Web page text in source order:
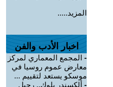
المزيد.....
اخبار الأدب والفن
- المجمع المعماري لمركز
معارض عموم روسيا في
موسكو يستعد لتقييم ...
- ألكسندر بلوك.. رحيل